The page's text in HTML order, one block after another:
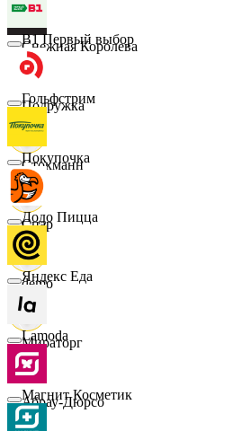
Снежная Королева
Подружка
Стокманн
Cпар
demo
Мираторг
Абрау-Дюрсо
B1 Первый выбор
Гольфстрим
Покупочка
Додо Пицца
Яндекс Еда
Lamoda
Магнит Косметик